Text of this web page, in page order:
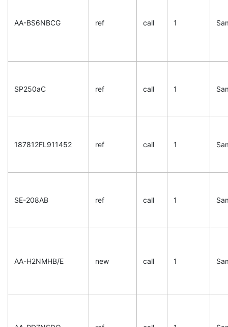
AA-BS6NBCG ref call 1
SP250aC ref call 1
187812FL911452 ref call 1
SE-208AB ref call 1
AA-H2NMHB/E new call 1